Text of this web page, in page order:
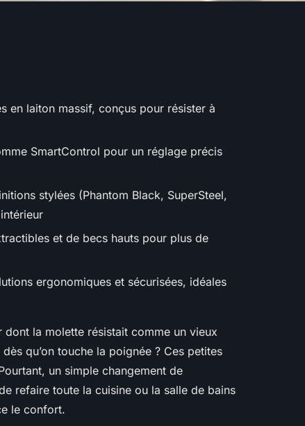
en laiton massif, conçus pour résister à
SmartControl pour un réglage précis
stylées (Phantom Black, SuperSteel,
et de becs hauts pour plus de
ergonomiques et sécurisées, idéales
la molette résistait comme un vieux
qu’on touche la poignée ? Ces petites
un simple changement de
refaire toute la cuisine ou la salle de bains
le confort.